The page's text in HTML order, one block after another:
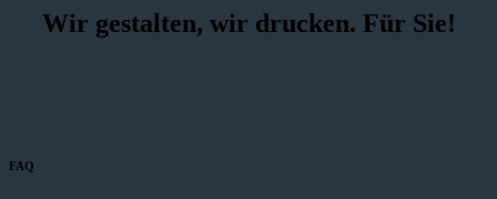
Wir gestalten, wir drucken. Für Sie!
FAQ